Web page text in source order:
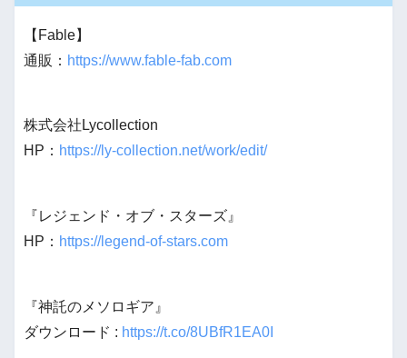
【Fable】
通販： https://www.fable-fab.com
株式会社Lycollection
HP： https://ly-collection.net/work/edit/
『レジェンド・オブ・スターズ』
HP： https://legend-of-stars.com
『神託のメソロギア』
ダウンロード : https://t.co/8UBfR1EA0I